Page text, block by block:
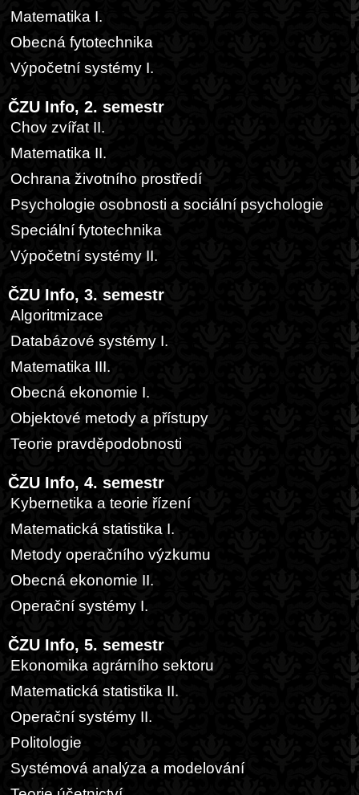
Matematika I.
Obecná fytotechnika
Výpočetní systémy I.
ČZU Info, 2. semestr
Chov zvířat II.
Matematika II.
Ochrana životního prostředí
Psychologie osobnosti a sociální psychologie
Speciální fytotechnika
Výpočetní systémy II.
ČZU Info, 3. semestr
Algoritmizace
Databázové systémy I.
Matematika III.
Obecná ekonomie I.
Objektové metody a přístupy
Teorie pravděpodobnosti
ČZU Info, 4. semestr
Kybernetika a teorie řízení
Matematická statistika I.
Metody operačního výzkumu
Obecná ekonomie II.
Operační systémy I.
ČZU Info, 5. semestr
Ekonomika agrárního sektoru
Matematická statistika II.
Operační systémy II.
Politologie
Systémová analýza a modelování